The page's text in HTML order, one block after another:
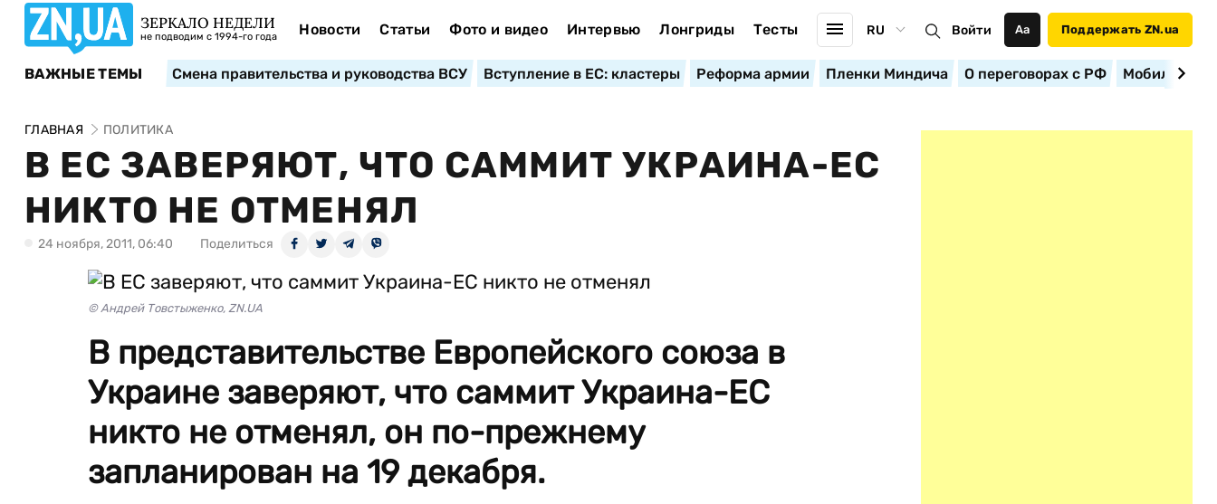
ЗЕРКАЛО НЕДЕЛИ
не подводим с 1994-го года Новости Статьи Фото и видео Интервью Лонгриды Тесты RU Войти Аа Поддержать ZN.ua
ВАЖНЫЕ ТЕМЫ Смена правительства и руководства ВСУ Вступление в ЕС: кластеры Реформа армии Пленки Миндича О переговорах с РФ
ГЛАВНАЯ ПОЛИТИКА
В ЕС ЗАВЕРЯЮТ, ЧТО САММИТ УКРАИНА-ЕС
НИКТО НЕ ОТМЕНЯЛ
24 ноября, 2011, 06:40 Поделиться
© Андрей Товстыженко, ZN.UA
В представительстве Европейского союза в
Украине заверяют, что саммит Украина-ЕС
никто не отменял, он по-прежнему
запланирован на 19 декабря.